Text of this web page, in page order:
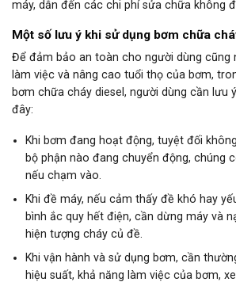
máy, dẫn đến các chi phí sửa chữa không
Một số lưu ý khi sử dụng bơm chữa
Để đảm bảo an toàn cho người dùng cũng
làm việc và nâng cao tuổi thọ của bơm,
bơm chữa cháy diesel, người dùng cần lưu
đây:
Khi bơm đang hoạt động, tuyệt đối
bộ phận nào đang chuyển động, chúng
nếu chạm vào.
Khi đề máy, nếu cảm thấy đề khó hay
bình ắc quy hết điện, cần dừng máy và
hiện tượng cháy củ đề.
Khi vận hành và sử dụng bơm, cần
hiệu suất, khả năng làm việc của bơm,